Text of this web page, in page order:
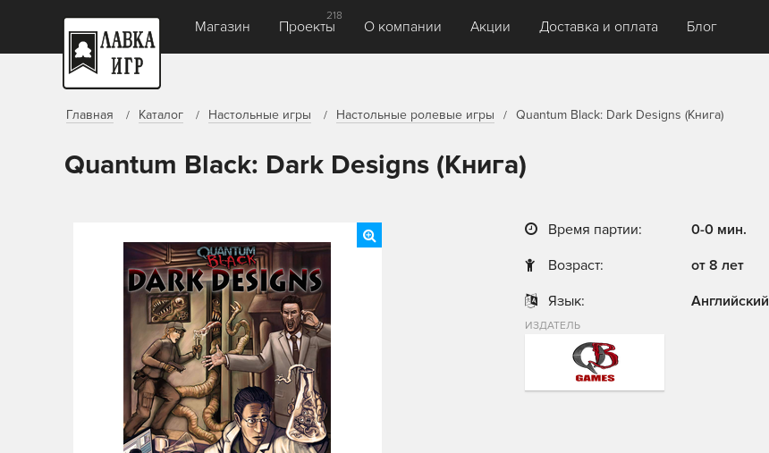
Магазин Проекты
218
О компании Акции Доставка и оплата Блог
Главная Каталог Настольные игры Настольные ролевые игры Quantum Black: Dark Designs (Книга)
Quantum Black: Dark Designs (Книга)
Время партии:
0-0 мин.
Возраст:
от 8 лет
Язык:
Английский
ИЗДАТЕЛЬ